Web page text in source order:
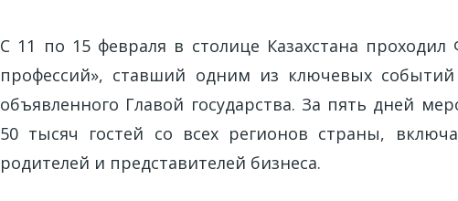
С 11 по 15 февраля в столице Казахстана проходил
профессий», ставший одним из ключевых
объявленного Главой государства. За пять дней
50 тысяч гостей со всех регионов страны,
родителей и представителей бизнеса.